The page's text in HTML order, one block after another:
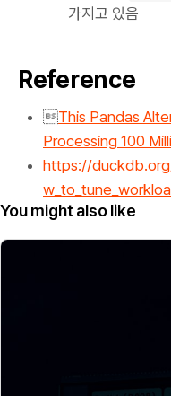
가지고 있음
Reference
This Pandas
Processing 100
https://
You might also like